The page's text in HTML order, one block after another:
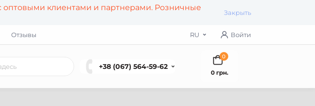
оптовыми клиентами и партнерами. Розничные
Закрыть
Отзывы RU Войти
+38 (067) 564-59-62
0
0 грн.